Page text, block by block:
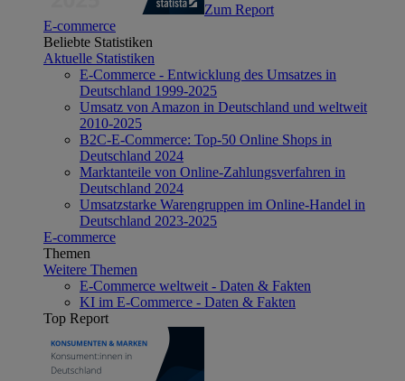
Zum Report
E-commerce
Beliebte Statistiken
Aktuelle Statistiken
E-Commerce - Entwicklung des Umsatzes in
Deutschland 1999-2025
Umsatz von Amazon in Deutschland und weltweit
2010-2025
B2C-E-Commerce: Top-50 Online Shops in
Deutschland 2024
Marktanteile von Online-Zahlungsverfahren in
Deutschland 2024
Umsatzstarke Warengruppen im Online-Handel in
Deutschland 2023-2025
E-commerce
Themen
Weitere Themen
E-Commerce weltweit - Daten & Fakten
KI im E-Commerce - Daten & Fakten
Top Report